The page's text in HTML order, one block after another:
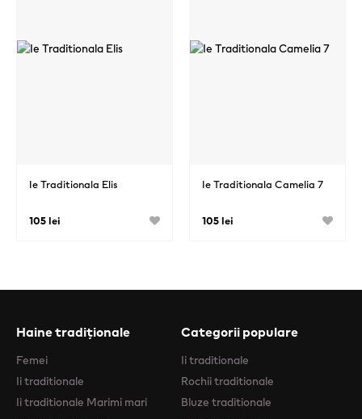
Ie Traditionala Elis
105 lei
Ie Traditionala Camelia 7
105 lei
Haine tradiționale
Femei
Ii traditionale
Ii traditionale Marimi mari
Categorii populare
Ii traditionale
Rochii traditionale
Bluze traditionale